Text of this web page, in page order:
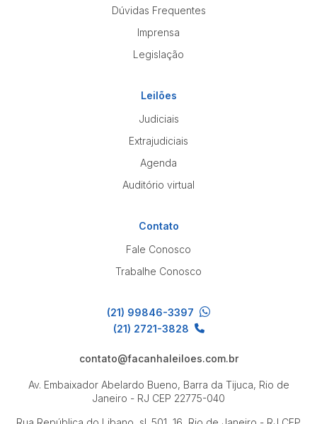
Dúvidas Frequentes
Imprensa
Legislação
Leilões
Judiciais
Extrajudiciais
Agenda
Auditório virtual
Contato
Fale Conosco
Trabalhe Conosco
(21) 99846-3397
(21) 2721-3828
contato@facanhaleiloes.com.br
Av. Embaixador Abelardo Bueno, Barra da Tijuca, Rio de
Janeiro - RJ CEP 22775-040